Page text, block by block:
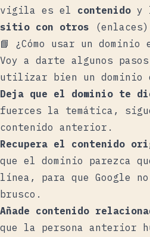
vigila es el contenido y
sitio con otros
📘 ¿Cómo usar un dominio
Voy a darte algunos
utilizar bien un dominio
Deja que el dominio te
fuerces la temática,
contenido anterior.
Recupera el contenido
que el dominio parezca
línea, para que Google
brusco.
Añade contenido
que la persona anterior